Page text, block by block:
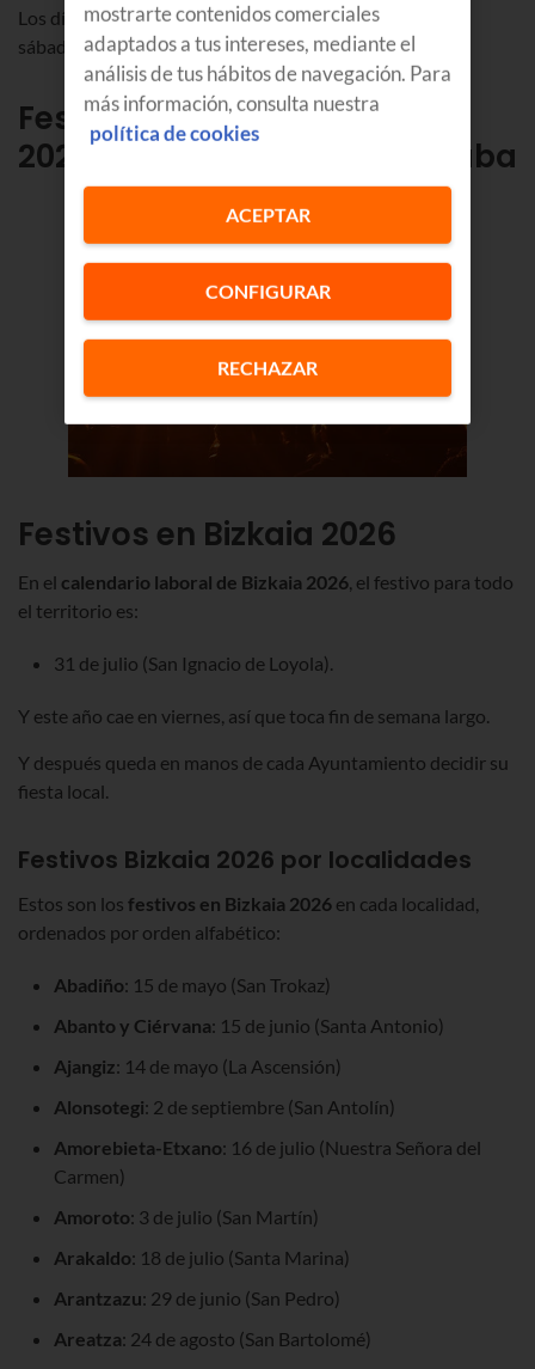
Los días 25 de julio y 15 de agosto de 2026 coinciden en
sábado, así que no hay puentes en verano en Euskadi.
Festivos locales en Euskadi
2026: Bizkaia, Gipuzkoa y Araba
Festivos en Bizkaia 2026
En el calendario laboral de Bizkaia 2026, el festivo para todo
el territorio es:
31 de julio (San Ignacio de Loyola).
Y este año cae en viernes, así que toca fin de semana largo.
Y después queda en manos de cada Ayuntamiento decidir su
fiesta local.
Festivos Bizkaia 2026 por localidades
Estos son los festivos en Bizkaia 2026 en cada localidad,
ordenados por orden alfabético:
Abadiño: 15 de mayo (San Trokaz)
Abanto y Ciérvana: 15 de junio (Santa Antonio)
Ajangiz: 14 de mayo (La Ascensión)
Alonsotegi: 2 de septiembre (San Antolín)
Amorebieta-Etxano: 16 de julio (Nuestra Señora del
Carmen)
Amoroto: 3 de julio (San Martín)
Arakaldo: 18 de julio (Santa Marina)
Arantzazu: 29 de junio (San Pedro)
Areatza: 24 de agosto (San Bartolomé)
mostrarte contenidos comerciales
adaptados a tus intereses, mediante el
análisis de tus hábitos de navegación. Para
más información, consulta nuestra
política de cookies
CONFIGURAR
RECHAZAR
ACEPTAR